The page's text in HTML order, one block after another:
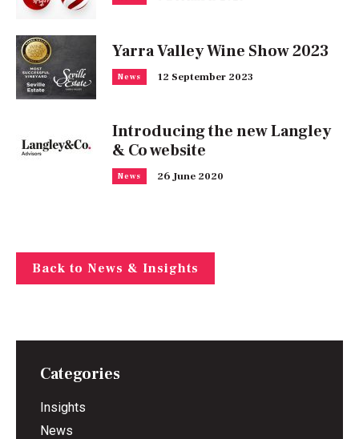
Yarra Valley Wine Show 2023
News 12 September 2023
Introducing the new Langley
& Co website
News 26 June 2020
Back to News & Insights
Categories
Insights
News